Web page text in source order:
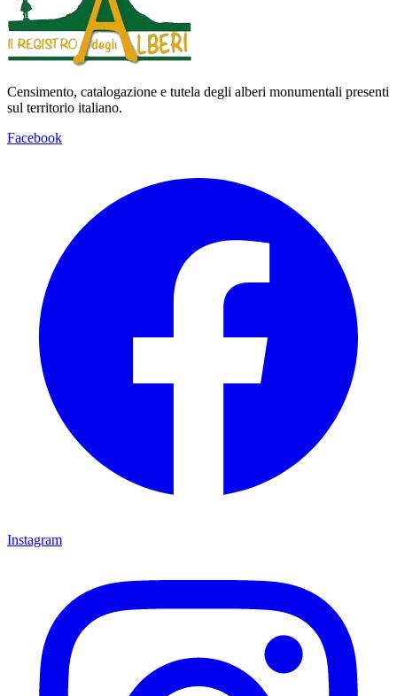
Censimento, catalogazione e tutela degli alberi monumentali presenti
sul territorio italiano.
Facebook
Instagram